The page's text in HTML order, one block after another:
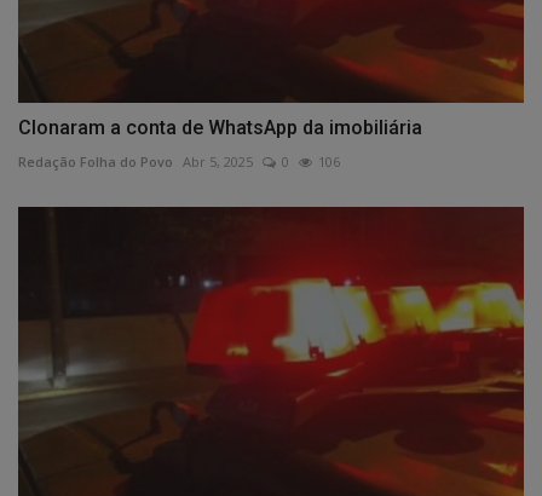
Clonaram a conta de WhatsApp da imobiliária
Redação Folha do Povo Abr 5, 2025 0 106